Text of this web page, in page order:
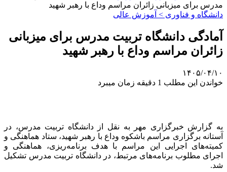
مدرس برای میزبانی زائران مراسم وداع با رهبر شهید
دانشگاه و فناوری > آموزش عالی
آمادگی دانشگاه تربیت مدرس برای میزبانی
زائران مراسم وداع با رهبر شهید
۱۴۰۵/۰۴/۱۰
خواندن این مطلب 1 دقیقه زمان میبرد
به گزارش خبرگزاری مهر به نقل از دانشگاه تربیت مدرس، در
آستانه برگزاری مراسم باشکوه وداع با رهبر شهید، ستاد هماهنگی و
کمیته‌های اجرایی این مراسم با هدف برنامه‌ریزی، هماهنگی و
اجرای مطلوب برنامه‌های مرتبط، در دانشگاه تربیت مدرس تشکیل
شد.